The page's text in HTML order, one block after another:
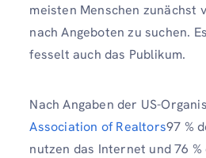
meisten Menschen zunächst
nach Angeboten zu suchen.
fesselt auch das Publikum.
Nach Angaben der US-
Association of Realtors97 %
nutzen das Internet und 76